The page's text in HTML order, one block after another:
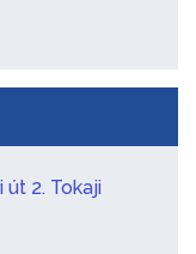
2. Tokaji